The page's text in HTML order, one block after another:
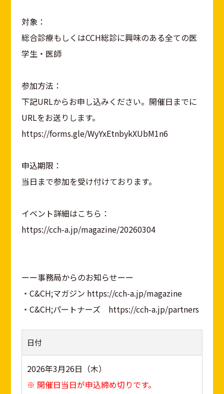
対象：
総合診療もしくはCCH総診に興味のある全ての医
学生・医師
参加方法：
下記URLからお申し込みください。開催日までに
URLをお送りします。
https://forms.gle/WyYxEtnbykXUbM1n6
申込期限：
当日まで参加を受け付けております。
イベント詳細はこちら：
https://cch-a.jp/magazine/20260304
ーー事務局からのお知らせーー
・C&CH;マガジン https://cch-a.jp/magazine
・C&CH;パートナーズ https://cch-a.jp/partners
日付
2026年3月26日（木）
※ 開催日当日が申込締め切りです。